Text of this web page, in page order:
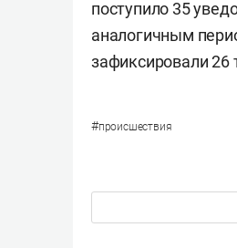
поступило 35
аналогичным
зафиксировали 26
#происшествия